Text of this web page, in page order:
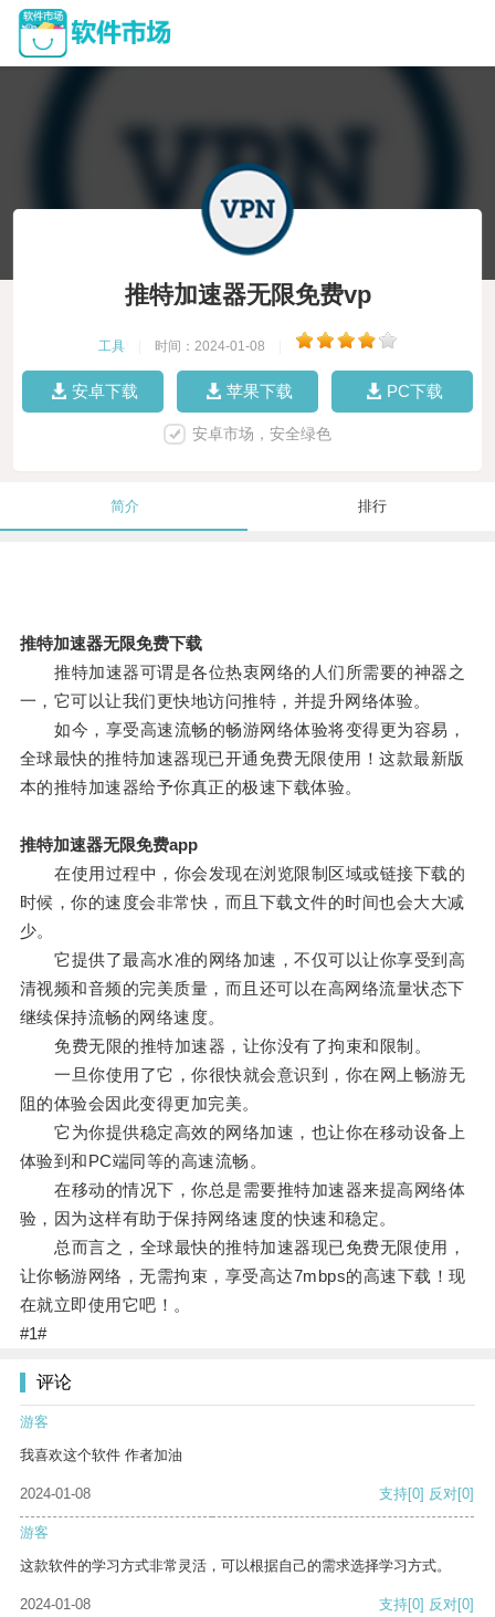
推特加速器无限免费vp
工具 时间：2024-01-08
安卓下载 苹果下载 PC下载
安卓市场，安全绿色
简介 排行
推特加速器无限免费下载
推特加速器可谓是各位热衷网络的人们所需要的神器之
一，它可以让我们更快地访问推特，并提升网络体验。
如今，享受高速流畅的畅游网络体验将变得更为容易，
全球最快的推特加速器现已开通免费无限使用！这款最新版
本的推特加速器给予你真正的极速下载体验。
推特加速器无限免费app
在使用过程中，你会发现在浏览限制区域或链接下载的
时候，你的速度会非常快，而且下载文件的时间也会大大减
少。
它提供了最高水准的网络加速，不仅可以让你享受到高
清视频和音频的完美质量，而且还可以在高网络流量状态下
继续保持流畅的网络速度。
免费无限的推特加速器，让你没有了拘束和限制。
一旦你使用了它，你很快就会意识到，你在网上畅游无
阻的体验会因此变得更加完美。
它为你提供稳定高效的网络加速，也让你在移动设备上
体验到和PC端同等的高速流畅。
在移动的情况下，你总是需要推特加速器来提高网络体
验，因为这样有助于保持网络速度的快速和稳定。
总而言之，全球最快的推特加速器现已免费无限使用，
让你畅游网络，无需拘束，享受高达7mbps的高速下载！现
在就立即使用它吧！。
#1#
评论
游客
我喜欢这个软件 作者加油
2024-01-08 支持[0] 反对[0]
游客
这款软件的学习方式非常灵活，可以根据自己的需求选择学习方式。
2024-01-08 支持[0] 反对[0]